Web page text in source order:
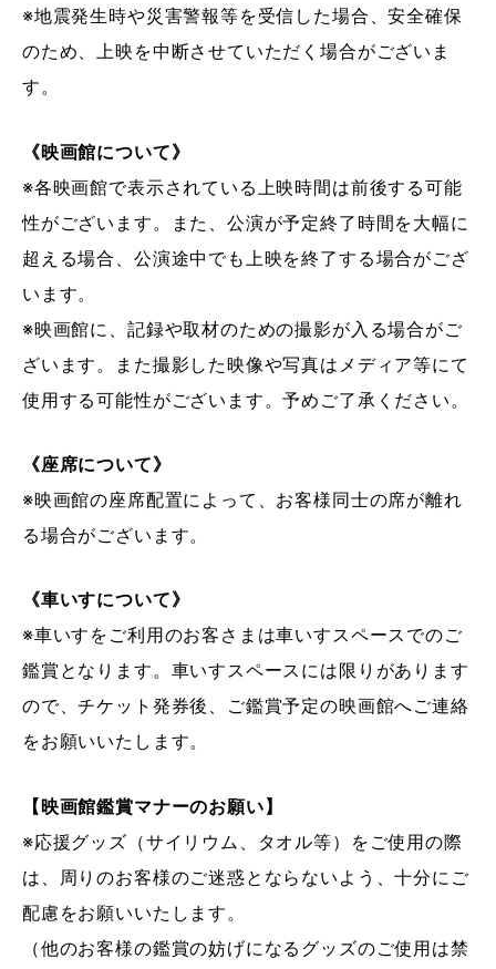
※地震発生時や災害警報等を受信した場合、安全確保
のため、上映を中断させていただく場合がございま
す。
《映画館について》
※各映画館で表示されている上映時間は前後する可能
性がございます。また、公演が予定終了時間を大幅に
超える場合、公演途中でも上映を終了する場合がござ
います。
※映画館に、記録や取材のための撮影が入る場合がご
ざいます。また撮影した映像や写真はメディア等にて
使用する可能性がございます。予めご了承ください。
《座席について》
※映画館の座席配置によって、お客様同士の席が離れ
る場合がございます。
《車いすについて》
※車いすをご利用のお客さまは車いすスペースでのご
鑑賞となります。車いすスペースには限りがあります
ので、チケット発券後、ご鑑賞予定の映画館へご連絡
をお願いいたします。
【映画館鑑賞マナーのお願い】
※応援グッズ（サイリウム、タオル等）をご使用の際
は、周りのお客様のご迷惑とならないよう、十分にご
配慮をお願いいたします。
（他のお客様の鑑賞の妨げになるグッズのご使用は禁